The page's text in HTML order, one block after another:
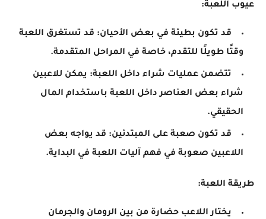
عيوب اللعبة:
قد تكون بطيئة في بعض الأحيان: قد تستغرق اللعبة
وقتًا طويلًا للتقدم، خاصة في المراحل المتقدمة.
تتضمن عمليات شراء داخل اللعبة: يمكن للاعبين
شراء بعض العناصر داخل اللعبة باستخدام المال
الحقيقي.
قد تكون صعبة على المبتدئين: قد يواجه بعض
اللاعبين صعوبة في فهم آليات اللعبة في البداية.
طريقة اللعبة:
يختار اللاعب حضارة من بين الرومان والجرمان